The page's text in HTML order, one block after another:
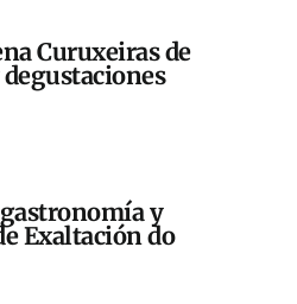
Curuxeiras de
y
Exaltación do